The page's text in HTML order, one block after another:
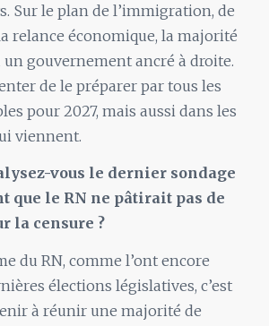
Sur le plan de l’immigration, de
relance économique, la majorité
un gouvernement ancré à droite.
de le préparer par tous les
pour 2027, mais aussi dans les
viennent.
vous le dernier sondage
que le RN ne pâtirait pas de
la censure ?
du RN, comme l’ont encore
élections législatives, c’est
à réunir une majorité de